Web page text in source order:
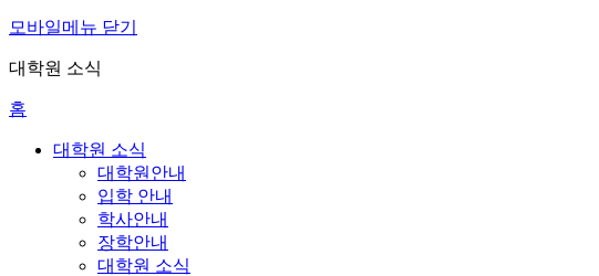
모바일메뉴 닫기
대학원 소식
홈
대학원 소식
대학원안내
입학 안내
학사안내
장학안내
대학원 소식